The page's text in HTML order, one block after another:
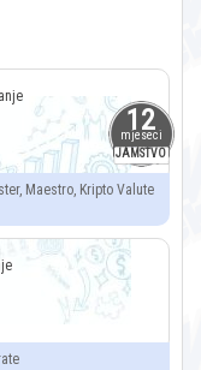
12
mjeseci
JAMSTVO
Maestro, Kripto Valute